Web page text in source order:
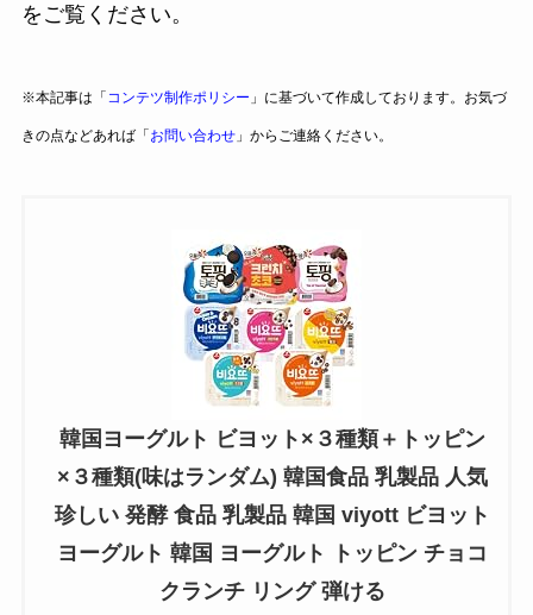
をご覧ください。
※本記事は「 コンテツ制作ポリシー 」に基づいて作成しております。お気づ
きの点などあれば「お問い合わせ」からご連絡ください。
韓国ヨーグルト ビヨット×３種類＋トッピン
×３種類(味はランダム) 韓国食品 乳製品 人気
珍しい 発酵 食品 乳製品 韓国 viyott ビヨット
ヨーグルト 韓国 ヨーグルト トッピン チョコ
クランチ リング 弾ける